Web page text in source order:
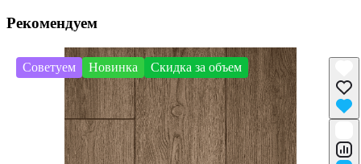
Рекомендуем
Советуем Новинка Скидка за объем